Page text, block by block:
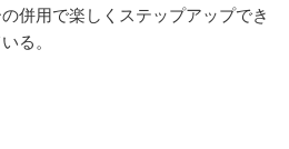
併用で楽しくステップアップでき
る。